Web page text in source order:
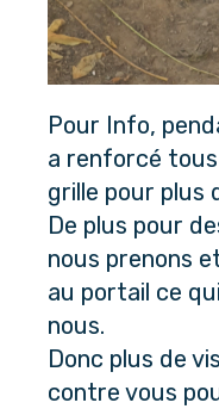
Pour Info,
a renforcé
grille pour plus
De plus pour
nous prenons
au portail ce
nous.
Donc plus de
contre vous